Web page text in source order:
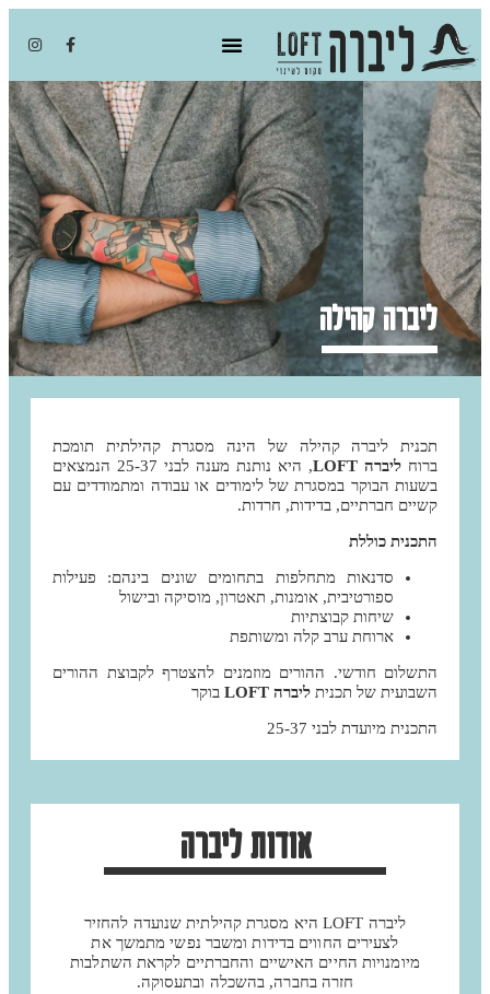
ליברה קהילה
תכנית ליברה קהילה של הינה מסגרת קהילתית תומכת
ברוח ליברה LOFT
, היא נותנת מענה לבני 25-37 הנמצאים
בשעות הבוקר במסגרת של לימודים או עבודה ומתמודדים עם
קשיים חברתיים, בדידות, חרדות.
התכנית כוללת
סדנאות מתחלפות בתחומים שונים בינהם: פעילות
ספורטיבית, אומנות, תאטרון, מוסיקה ובישול
שיחות קבוצתיות
ארוחת ערב קלה ומשותפת
התשלום חודשי. ההורים מוזמנים להצטרף לקבוצת ההורים
השבועית של תכנית ליברה LOFT בוקר
התכנית מיועדת לבני 25-37
אודות ליברה
ליברה LOFT היא מסגרת קהילתית שנועדה להחזיר
לצעירים החווים בדידות ומשבר נפשי מתמשך את
מיומנויות החיים האישיים והחברתיים לקראת השתלבות
חזרה בחברה, בהשכלה ובתעסוקה.